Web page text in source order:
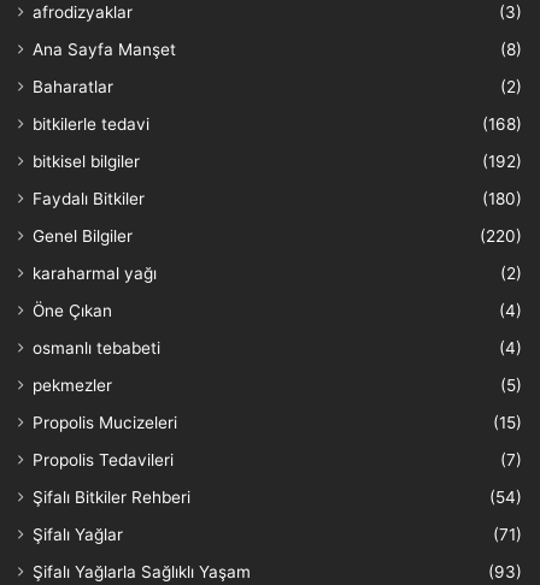
afrodizyaklar
(3)
Ana Sayfa Manşet
(8)
Baharatlar
(2)
bitkilerle tedavi
(168)
bitkisel bilgiler
(192)
Faydalı Bitkiler
(180)
Genel Bilgiler
(220)
karaharmal yağı
(2)
Öne Çıkan
(4)
osmanlı tebabeti
(4)
pekmezler
(5)
Propolis Mucizeleri
(15)
Propolis Tedavileri
(7)
Şifalı Bitkiler Rehberi
(54)
Şifalı Yağlar
(71)
Şifalı Yağlarla Sağlıklı Yaşam
(93)